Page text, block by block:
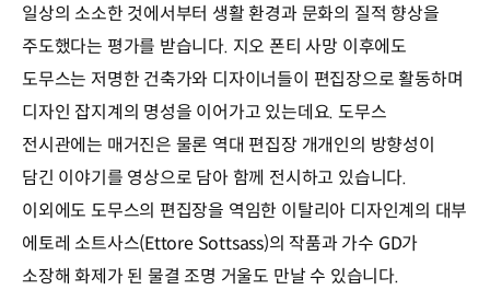
일상의 소소한 것에서부터 생활 환경과 문화의 질적 향상을
주도했다는 평가를 받습니다. 지오 폰티 사망 이후에도
도무스는 저명한 건축가와 디자이너들이 편집장으로 활동하며
디자인 잡지계의 명성을 이어가고 있는데요. 도무스
전시관에는 매거진은 물론 역대 편집장 개개인의 방향성이
담긴 이야기를 영상으로 담아 함께 전시하고 있습니다.
이외에도 도무스의 편집장을 역임한 이탈리아 디자인계의 대부
에토레 소트사스(Ettore Sottsass)의 작품과 가수 GD가
소장해 화제가 된 물결 조명 거울도 만날 수 있습니다.